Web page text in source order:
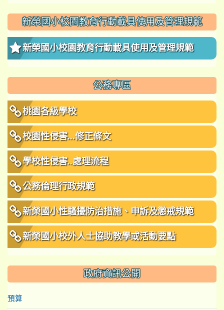
新榮國小校園教育行動載具使用及管理規範
新榮國小校園教育行動載具使用及管理規範
公務專區
桃園各級學校
校園性侵害...修正條文
學校性侵害..處理流程
公務倫理行政規範
新榮國小性騷擾防治措施、申訴及懲戒規範
新榮國小校外人士協助教學或活動要點
政府資訊公開
預算